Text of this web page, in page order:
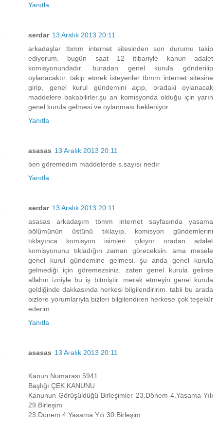
Yanıtla
serdar 13 Aralık 2013 20:11
arkadaşlar tbmm internet sitesinden son durumu takip
ediyorum. bugün saat 12 itibariyle kanun adalet
komisyonundadır. buradan genel kurula gönderilip
oylanacaktır. takip etmek isteyenler tbmm internet sitesine
girip, genel kurul gündemini açıp, oradaki oylanacak
maddelere bakabilirler.şu an komisyonda olduğu için yarın
genel kurula gelmesi ve oylanması bekleniyor.
Yanıtla
asasas 13 Aralık 2013 20:11
ben göremedım maddelerde s.sayısı nedır
Yanıtla
serdar 13 Aralık 2013 20:11
asasas arkadaşım tbmm internet sayfasında yasama
bölümünün üstünü tıklayıp, komisyon gündemlerini
tıklayınca komisyon isimleri çıkıyor oradan adalet
komisyonunu tıkladığın zaman göreceksin. ama mesele
genel kurul gündemine gelmesi. şu anda genel kurula
gelmediği için göremezsiniz. zaten genel kurula gelirse
allahın izniyle bu iş bitmiştir. merak etmeyin genel kurula
geldiğinde dakkasında herkesi bilgilendiririm. tabii bu arada
bizlere yorumlarıyla bizleri bilgilendiren herkese çok teşekür
ederim.
Yanıtla
asasas 13 Aralık 2013 20:11
Kanun Numarası 5941
Başlığı ÇEK KANUNU
Kanunun Görüşüldüğü Birleşimler 23.Dönem 4.Yasama Yılı
29.Birleşim
23.Dönem 4.Yasama Yılı 30.Birleşim